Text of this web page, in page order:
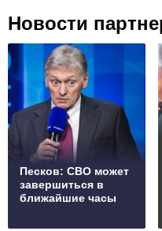
Новости
Песков: СВО может
завершиться в
ближайшие часы